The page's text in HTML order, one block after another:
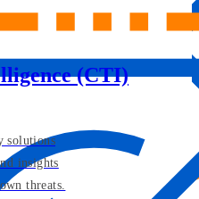
(CTI)
solutions
insights
threats.